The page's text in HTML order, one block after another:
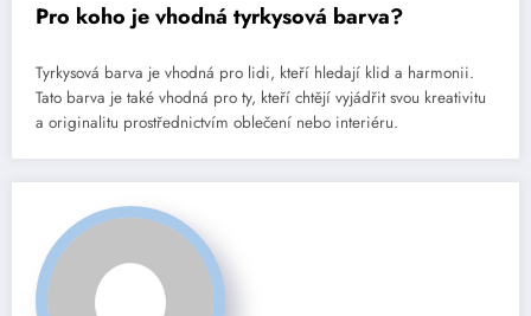
Pro koho je vhodná tyrkysová barva?
Tyrkysová barva je vhodná pro lidi, kteří hledají klid a harmonii.
Tato barva je také vhodná pro ty, kteří chtějí vyjádřit svou kreativitu
a originalitu prostřednictvím oblečení nebo interiéru.